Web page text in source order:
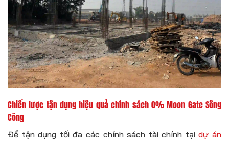
Chiến lược tận dụng hiệu quả chính sách 0% Moon Gate Sông
Công
Để tận dụng tối đa các chính sách tài chính tạidự án